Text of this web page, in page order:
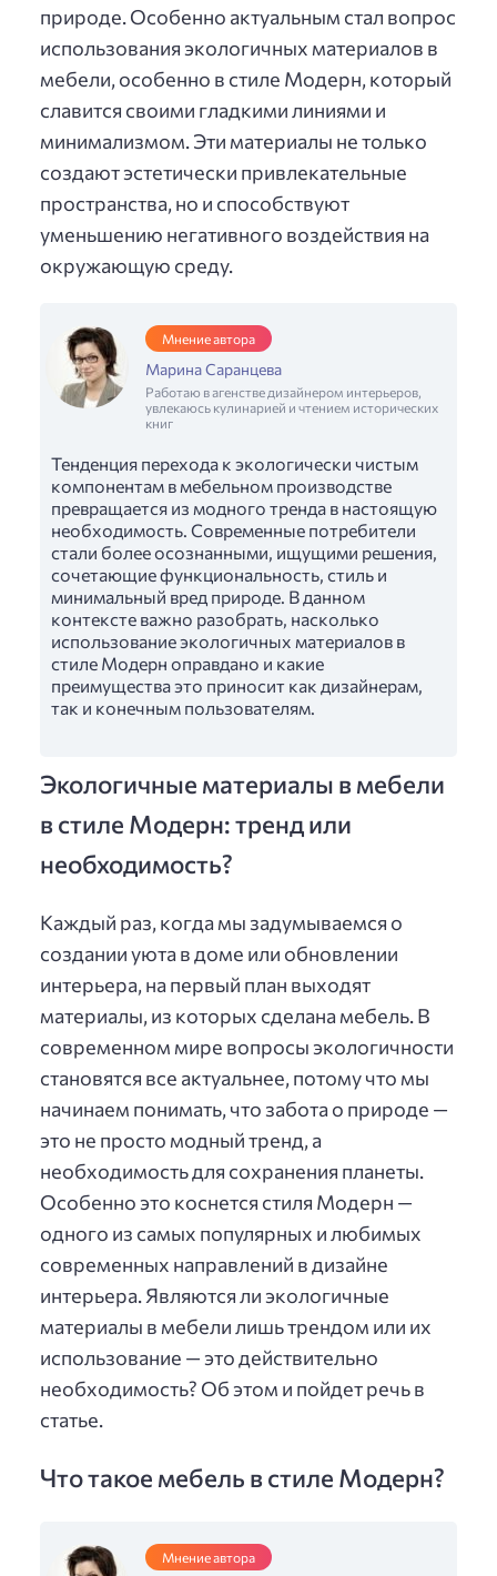
природе. Особенно актуальным стал вопрос
использования экологичных материалов в
мебели, особенно в стиле Модерн, который
славится своими гладкими линиями и
минимализмом. Эти материалы не только
создают эстетически привлекательные
пространства, но и способствуют
уменьшению негативного воздействия на
окружающую среду.
Мнение автора
Марина Саранцева
Работаю в агенстве дизайнером интерьеров,
увлекаюсь кулинарией и чтением исторических
книг
Тенденция перехода к экологически чистым
компонентам в мебельном производстве
превращается из модного тренда в настоящую
необходимость. Современные потребители
стали более осознанными, ищущими решения,
сочетающие функциональность, стиль и
минимальный вред природе. В данном
контексте важно разобрать, насколько
использование экологичных материалов в
стиле Модерн оправдано и какие
преимущества это приносит как дизайнерам,
так и конечным пользователям.
Экологичные материалы в мебели
в стиле Модерн: тренд или
необходимость?
Каждый раз, когда мы задумываемся о
создании уюта в доме или обновлении
интерьера, на первый план выходят
материалы, из которых сделана мебель. В
современном мире вопросы экологичности
становятся все актуальнее, потому что мы
начинаем понимать, что забота о природе —
это не просто модный тренд, а
необходимость для сохранения планеты.
Особенно это коснется стиля Модерн —
одного из самых популярных и любимых
современных направлений в дизайне
интерьера. Являются ли экологичные
материалы в мебели лишь трендом или их
использование — это действительно
необходимость? Об этом и пойдет речь в
статье.
Что такое мебель в стиле Модерн?
Мнение автора